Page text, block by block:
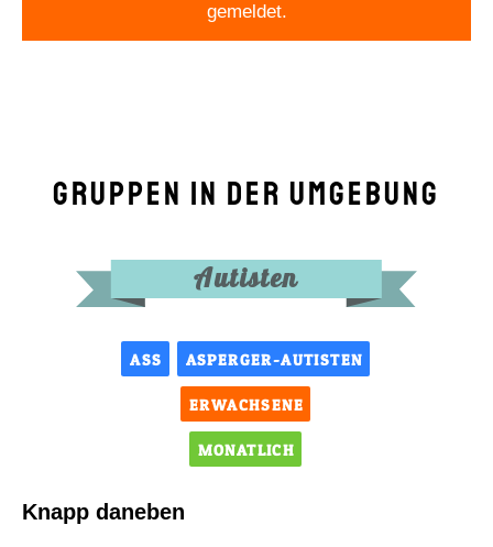
gemeldet.
Gruppen in der Umgebung
Autisten
Knapp daneben
ASS ASPERGER-AUTISTEN
ERWACHSENE
MONATLICH